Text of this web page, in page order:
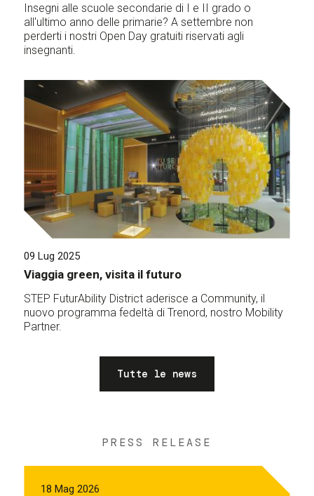
Insegni alle scuole secondarie di I e II grado o
all'ultimo anno delle primarie? A settembre non
perderti i nostri Open Day gratuiti riservati agli
insegnanti.
09 Lug 2025
Viaggia green, visita il futuro
STEP FuturAbility District aderisce a Community, il
nuovo programma fedeltà di Trenord, nostro Mobility
Partner.
Tutte le news
PRESS RELEASE
18 Mag 2026